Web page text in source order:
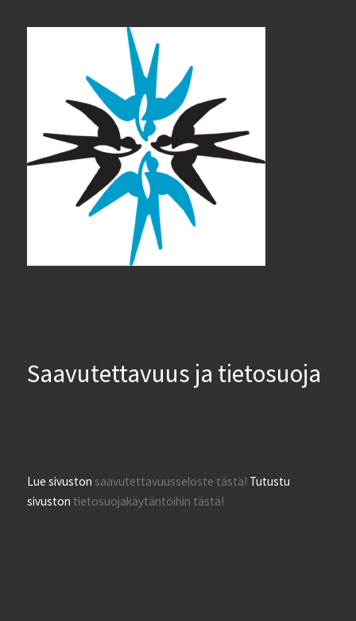
Saavutettavuus ja tietosuoja
Lue sivustonsaavutettavuusseloste tästä! Tutustu
sivuston tietosuojakäytäntöihin tästä!